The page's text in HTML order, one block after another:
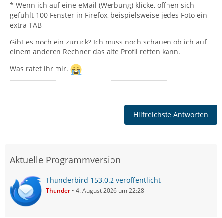
* Wenn ich auf eine eMail (Werbung) klicke, öffnen sich
gefühlt 100 Fenster in Firefox, beispielsweise jedes Foto ein
extra TAB
Gibt es noch ein zurück? Ich muss noch schauen ob ich auf
einem anderen Rechner das alte Profil retten kann.
Was ratet ihr mir.
Hilfreichste Antworten
Aktuelle Programmversion
Thunderbird 153.0.2 veröffentlicht
Thunder 4. August 2026 um 22:28